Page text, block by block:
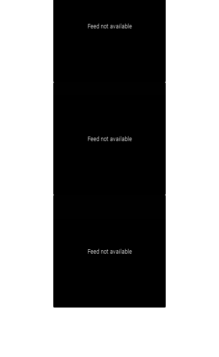
Feed not available
Feed not available
Feed not available